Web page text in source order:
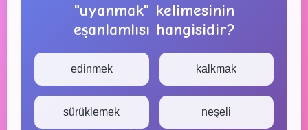
"uyanmak" kelimesinin
eşanlamlısı hangisidir?
edinmek kalkmak
sürüklemek neşeli